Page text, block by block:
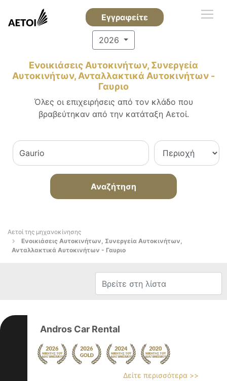
Εγγραφείτε
2026
Ενοικιάσεις Αυτοκινήτων, Συνεργεία
Αυτοκινήτων, Ανταλλακτικά Αυτοκινήτων -
Γαυριο
Όλες οι επιχειρήσεις από τον κλάδο που
βραβεύτηκαν από την κατάταξη Αετοί.
Αναζήτηση
Αετοί της μηχανοκίνησης
Ενοικιάσεις Αυτοκινήτων, Συνεργεία Αυτοκινήτων,
Ανταλλακτικά Αυτοκινήτων - Γαυριο
Andros Car Rental
Δείτε περισσότερα >>